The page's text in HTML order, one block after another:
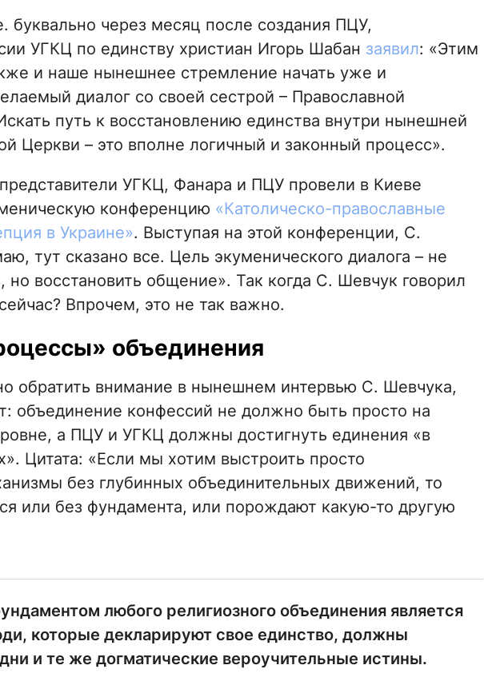
буквально через месяц после создания ПЦУ,
УГКЦ по единству христиан Игорь Шабан заявил: «Этим
и наше нынешнее стремление начать уже и
диалог со своей сестрой – Православной
путь к восстановлению единства внутри нынешней
Церкви – это вполне логичный и законный процесс».
УГКЦ, Фанара и ПЦУ провели в Киеве
конференцию «Католическо-православные
в Украине». Выступая на этой конференции, С.
тут сказано все. Цель экуменического диалога – не
но восстановить общение». Так когда С. Шевчук говорил
Впрочем, это не так важно.
объединения
обратить внимание в нынешнем интервью С. Шевчука,
объединение конфессий не должно быть просто на
а ПЦУ и УГКЦ должны достигнуть единения «в
Цитата: «Если мы хотим выстроить просто
без глубинных объединительных движений, то
или без фундамента, или порождают какую-то другую
любого религиозного объединения является
которые декларируют свое единство, должны
и те же догматические вероучительные истины.